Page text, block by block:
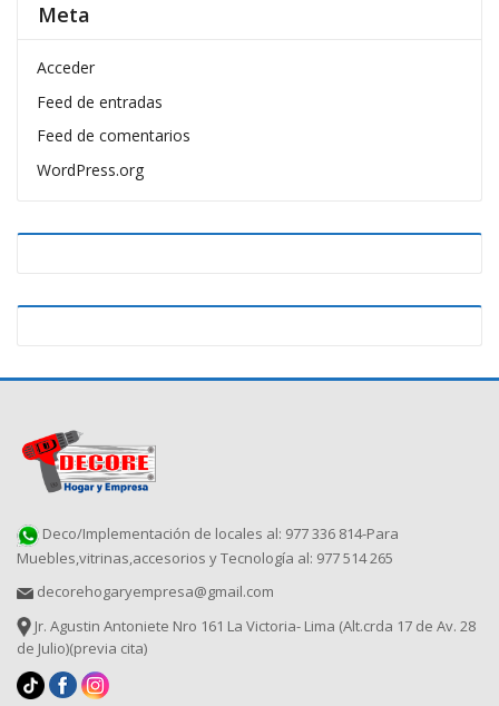
Meta
Acceder
Feed de entradas
Feed de comentarios
WordPress.org
Deco/Implementación de locales al: 977 336 814-Para
Muebles,vitrinas,accesorios y Tecnología al: 977 514 265
decorehogaryempresa@gmail.com
Jr. Agustin Antoniete Nro 161 La Victoria- Lima (Alt.crda 17 de Av. 28
de Julio)(previa cita)